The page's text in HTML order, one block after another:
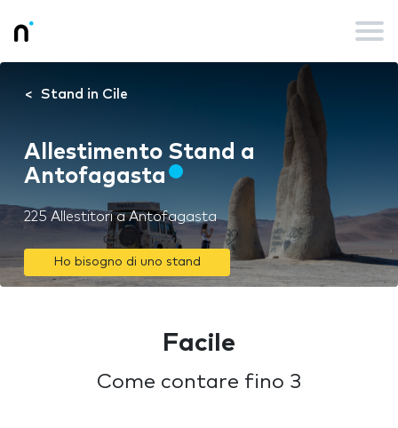
Stand in Cile
Allestimento Stand a
Antofagasta
225 Allestitori a Antofagasta
Ho bisogno di uno stand
Facile
Come contare fino 3